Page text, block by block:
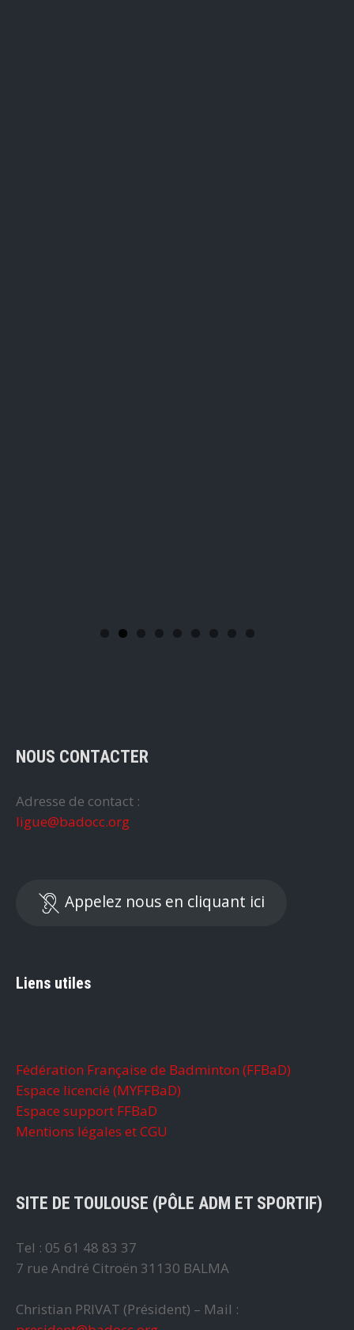
NOUS CONTACTER
Adresse de contact :
ligue@badocc.org
Appelez nous en cliquant ici
Liens utiles
Fédération Française de Badminton (FFBaD)
Espace licencié (MYFFBaD)
Espace support FFBaD
Mentions légales et CGU
SITE DE TOULOUSE (PÔLE ADM ET SPORTIF)
Tel : 05 61 48 83 37
7 rue André Citroën 31130 BALMA
Christian PRIVAT (Président) – Mail :